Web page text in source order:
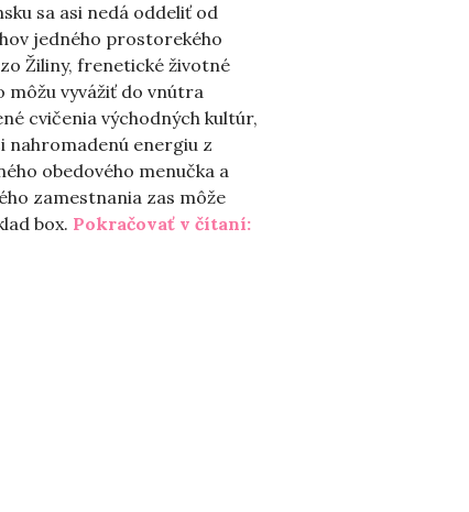
sa asi nedá oddeliť od
jedného prostorekého
Žiliny, frenetické životné
môžu vyvážiť do vnútra
cvičenia východných kultúr,
nahromadenú energiu z
obedového menučka a
zamestnania zas môže
box. Pokračovať v čítaní:„Fitness náš